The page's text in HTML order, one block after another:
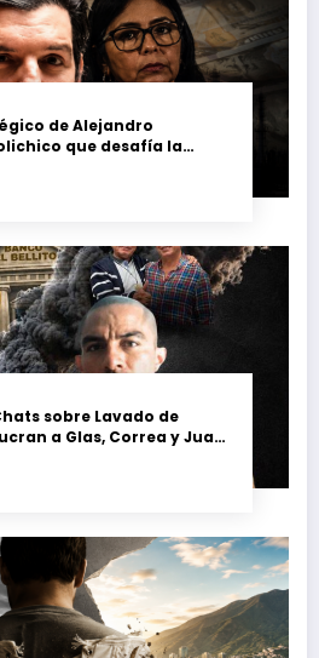
de Alejandro
que desafía la
sobre Lavado de
a Glas, Correa y Juan